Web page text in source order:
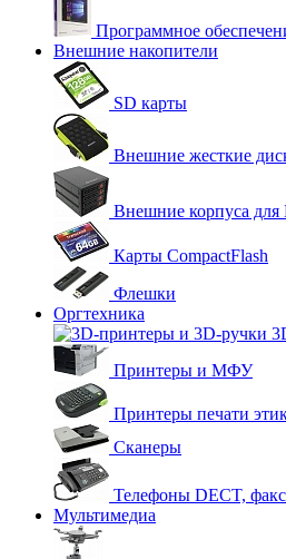
Программное
Внешние накопители
SD карты
Внешние жесткие
Внешние корпуса для
Карты CompactFlash
Флешки
Оргтехника
Принтеры и МФУ
Принтеры печати
Сканеры
Телефоны DECT,
Мультимедиа